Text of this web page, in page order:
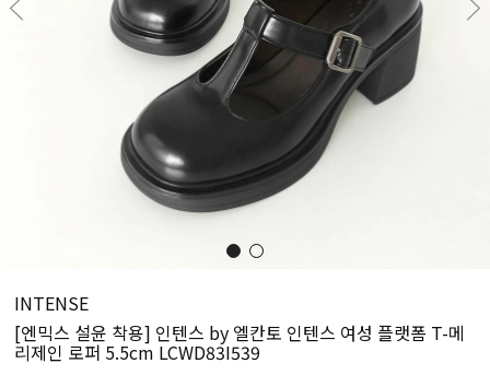
INTENSE
[엔믹스 설윤 착용] 인텐스 by 엘칸토 인텐스 여성 플랫폼 T-메
리제인 로퍼 5.5cm LCWD83I539